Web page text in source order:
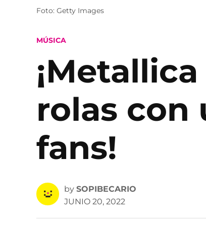
Foto: Getty Images
POSTED
MÚSICA
rolas con
fans!
by SOPIBECARIO
JUNIO 20, 2022